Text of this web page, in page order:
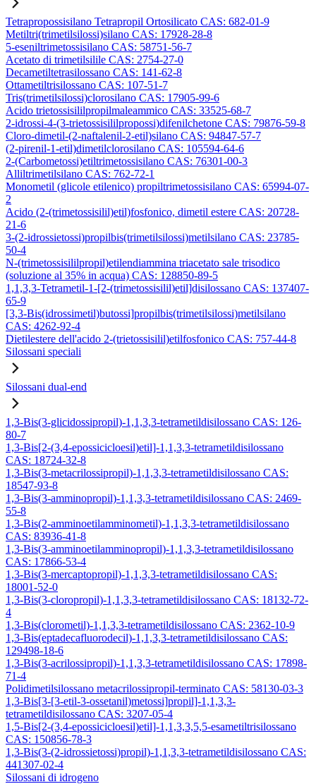
Tetrapropossisilano Tetrapropil Ortosilicato CAS: 682-01-9
Metiltri(trimetilsilossi)silano CAS: 17928-28-8
5-eseniltrimetossisilano CAS: 58751-56-7
Acetato di trimetilsilile CAS: 2754-27-0
Decametiltetrasilossano CAS: 141-62-8
Ottametiltrisilossano CAS: 107-51-7
Tris(trimetilsilossi)clorosilano CAS: 17905-99-6
Acido trietossisililpropilmaleammico CAS: 33525-68-7
2-idrossi-4-(3-trietossisililpropossi)difenilchetone CAS: 79876-59-8
Cloro-dimetil-(2-naftalenil-2-etil)silano CAS: 94847-57-7
(2-pirenil-1-etil)dimetilclorosilano CAS: 105594-64-6
2-(Carbometossi)etiltrimetossisilano CAS: 76301-00-3
Alliltrimetilsilano CAS: 762-72-1
Monometil (glicole etilenico) propiltrimetossisilano CAS: 65994-07-
2
Acido (2-(trimetossisilil)etil)fosfonico, dimetil estere CAS: 20728-
21-6
3-(2-idrossietossi)propilbis(trimetilsilossi)metilsilano CAS: 23785-
50-4
N-(trimetossisililpropil)etilendiammina triacetato sale trisodico
(soluzione al 35% in acqua) CAS: 128850-89-5
1,1,3,3-Tetrametil-1-[2-(trimetossisilil)etil]disilossano CAS: 137407-
65-9
[3,3-Bis(idrossimetil)butossi]propilbis(trimetilsilossi)metilsilano
CAS: 4262-92-4
Dietilestere dell'acido 2-(trietossisilil)etilfosfonico CAS: 757-44-8
Silossani speciali
Silossani dual-end
1,3-Bis(3-glicidossipropil)-1,1,3,3-tetrametildisilossano CAS: 126-
80-7
1,3-Bis[2-(3,4-epossicicloesil)etil]-1,1,3,3-tetrametildisilossano
CAS: 18724-32-8
1,3-Bis(3-metacrilossipropil)-1,1,3,3-tetrametildisilossano CAS:
18547-93-8
1,3-Bis(3-amminopropil)-1,1,3,3-tetrametildisilossano CAS: 2469-
55-8
1,3-Bis(2-amminoetilamminometil)-1,1,3,3-tetrametildisilossano
CAS: 83936-41-8
1,3-Bis(3-amminoetilamminopropil)-1,1,3,3-tetrametildisilossano
CAS: 17866-53-4
1,3-Bis(3-mercaptopropil)-1,1,3,3-tetrametildisilossano CAS:
18001-52-0
1,3-Bis(3-cloropropil)-1,1,3,3-tetrametildisilossano CAS: 18132-72-
4
1,3-Bis(clorometil)-1,1,3,3-tetrametildisilossano CAS: 2362-10-9
1,3-Bis(eptadecafluorodecil)-1,1,3,3-tetrametildisilossano CAS:
129498-18-6
1,3-Bis(3-acrilossipropil)-1,1,3,3-tetrametildisilossano CAS: 17898-
71-4
Polidimetilsilossano metacrilossipropil-terminato CAS: 58130-03-3
1,3-Bis[3-[3-etil-3-ossetanil)metossi]propil]-1,1,3,3-
tetrametildisilossano CAS: 3207-05-4
1,5-Bis[2-(3,4-epossicicloesil)etil]-1,1,3,3,5,5-esametiltrisilossano
CAS: 150856-78-3
1,3-Bis(3-(2-idrossietossi)propil)-1,1,3,3-tetrametildisilossano CAS:
441307-02-4
Silossani di idrogeno